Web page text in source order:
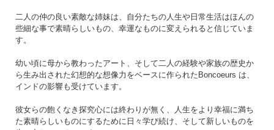
二人の仲の良い素敵な姉妹は、自分たちの人生や日常生活はほんの
些細な事で素晴らしいもの、幸運なものに変えられると信じていま
す。
幼い頃に母から教わったアート、そして二人の経験や家族の歴史か
ら生み出された幻想的な想像力をベースに作られたBoncoeurs は、
インドの影響も受けています。
彼女らの飽くなき探究心には終わりが無く、人生をより幸福に満ち
た素晴らしいものにするために日々学び続け、そして新しいものを